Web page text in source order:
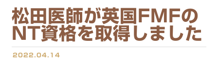
松田医師が英国FMFの
NT資格を取得しました
2022.04.14